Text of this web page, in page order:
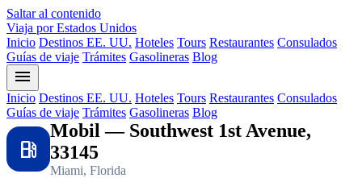
Saltar al contenido
Viaja por Estados Unidos
Inicio Destinos EE. UU. Hoteles Tours Restaurantes Consulados
Guías de viaje Trámites Gasolineras Blog
menu
Inicio Destinos EE. UU. Hoteles Tours Restaurantes Consulados
Guías de viaje Trámites Gasolineras Blog
local_gas_station
Mobil — Southwest 1st Avenue,
33145
Miami, Florida